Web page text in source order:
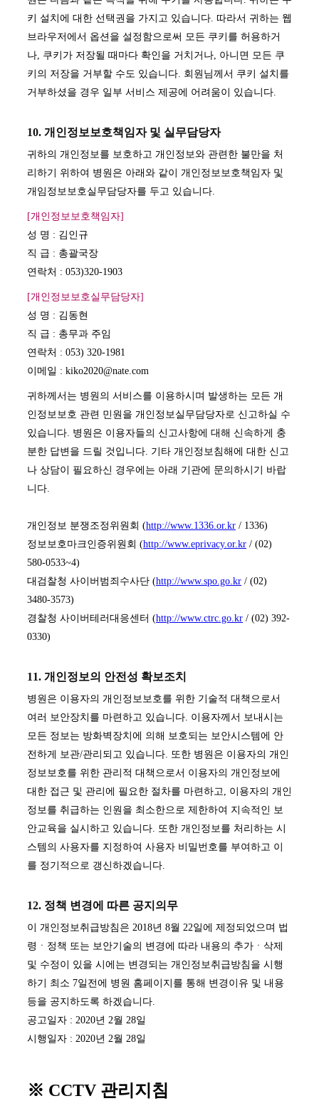
키 설치에 대한 선택권을 가지고 있습니다. 따라서 귀하는 웹
브라우저에서 옵션을 설정함으로써 모든 쿠키를 허용하거
나, 쿠키가 저장될 때마다 확인을 거치거나, 아니면 모든 쿠
키의 저장을 거부할 수도 있습니다. 회원님께서 쿠키 설치를
거부하셨을 경우 일부 서비스 제공에 어려움이 있습니다.
10. 개인정보보호책임자 및 실무담당자
귀하의 개인정보를 보호하고 개인정보와 관련한 불만을 처
리하기 위하여 병원은 아래와 같이 개인정보보호책임자 및
개임정보보호실무담당자를 두고 있습니다.
[개인정보보호책임자]
성 명 : 김인규
직 급 : 총괄국장
연락처 : 053)320-1903
[개인정보보호실무담당자]
성 명 : 김동현
직 급 : 총무과 주임
연락처 : 053) 320-1981
이메일 : kiko2020@nate.com
귀하께서는 병원의 서비스를 이용하시며 발생하는 모든 개
인정보보호 관련 민원을 개인정보실무담당자로 신고하실 수
있습니다. 병원은 이용자들의 신고사항에 대해 신속하게 충
분한 답변을 드릴 것입니다. 기타 개인정보침해에 대한 신고
나 상담이 필요하신 경우에는 아래 기관에 문의하시기 바랍
니다.
개인정보 분쟁조정위원회 (http://www.1336.or.kr / 1336)
정보보호마크인증위원회 (http://www.eprivacy.or.kr / (02)
580-0533~4)
대검찰청 사이버범죄수사단 (http://www.spo.go.kr / (02)
3480-3573)
경찰청 사이버테러대응센터 (http://www.ctrc.go.kr / (02) 392-
0330)
11. 개인정보의 안전성 확보조치
병원은 이용자의 개인정보보호를 위한 기술적 대책으로서
여러 보안장치를 마련하고 있습니다. 이용자께서 보내시는
모든 정보는 방화벽장치에 의해 보호되는 보안시스템에 안
전하게 보관/관리되고 있습니다. 또한 병원은 이용자의 개인
정보보호를 위한 관리적 대책으로서 이용자의 개인정보에
대한 접근 및 관리에 필요한 절차를 마련하고, 이용자의 개인
정보를 취급하는 인원을 최소한으로 제한하여 지속적인 보
안교육을 실시하고 있습니다. 또한 개인정보를 처리하는 시
스템의 사용자를 지정하여 사용자 비밀번호를 부여하고 이
를 정기적으로 갱신하겠습니다.
12. 정책 변경에 따른 공지의무
이 개인정보취급방침은 2018년 8월 22일에 제정되었으며 법
령ㆍ정책 또는 보안기술의 변경에 따라 내용의 추가ㆍ삭제
및 수정이 있을 시에는 변경되는 개인정보취급방침을 시행
하기 최소 7일전에 병원 홈페이지를 통해 변경이유 및 내용
등을 공지하도록 하겠습니다.
공고일자 : 2020년 2월 28일
시행일자 : 2020년 2월 28일
※ CCTV 관리지침